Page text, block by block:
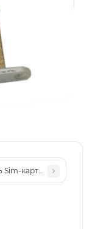
A3, A300, A5, A500,
карты (holder)